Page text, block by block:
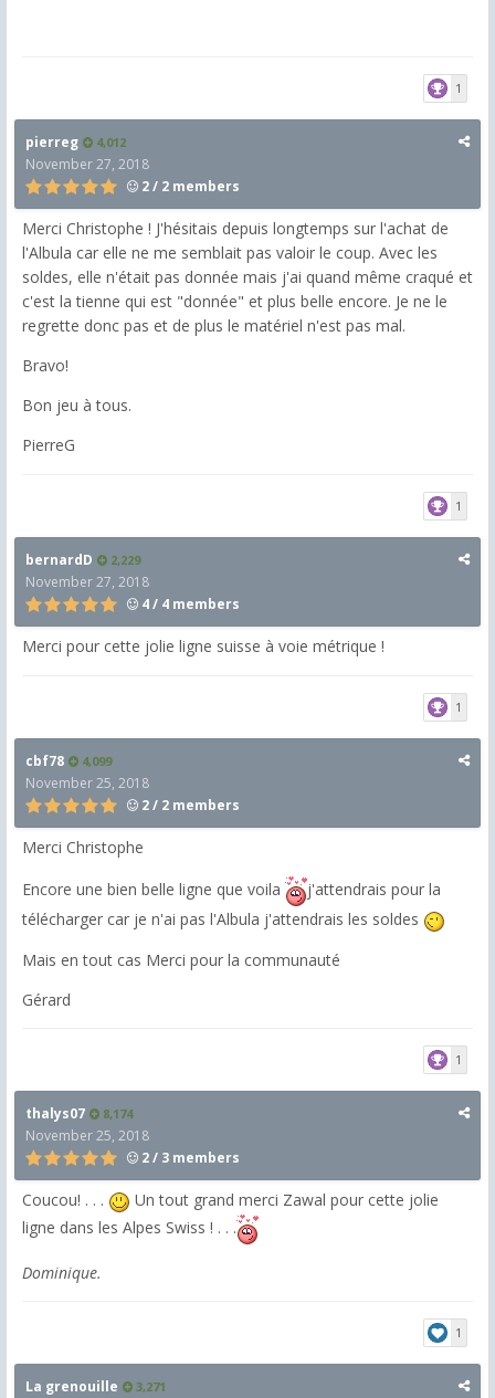
1
pierreg 4,012
November 27, 2018
2 / 2 members
Merci Christophe ! J'hésitais depuis longtemps sur l'achat de
l'Albula car elle ne me semblait pas valoir le coup. Avec les
soldes, elle n'était pas donnée mais j'ai quand même craqué et
c'est la tienne qui est "donnée" et plus belle encore. Je ne le
regrette donc pas et de plus le matériel n'est pas mal.
Bravo!
Bon jeu à tous.
PierreG
1
bernardD 2,229
November 27, 2018
4 / 4 members
Merci pour cette jolie ligne suisse à voie métrique !
1
cbf78 4,099
November 25, 2018
2 / 2 members
Merci Christophe
Encore une bien belle ligne que voila
j'attendrais pour la
télécharger car je n'ai pas l'Albula j'attendrais les soldes
Mais en tout cas Merci pour la communauté
Gérard
1
thalys07 8,174
November 25, 2018
2 / 3 members
Coucou! . . .
Un tout grand merci Zawal pour cette jolie
ligne dans les Alpes Swiss ! . . .
Dominique.
1
La grenouille 3,271